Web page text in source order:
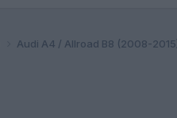
Audi A4 / Allroad B8 (2008-